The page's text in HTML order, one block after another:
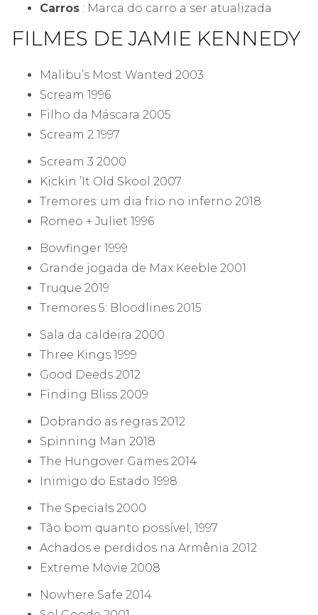
Carros : Marca do carro a ser atualizada
FILMES DE JAMIE KENNEDY
Malibu’s Most Wanted 2003
Scream 1996
Filho da Máscara 2005
Scream 2 1997
Scream 3 2000
Kickin ’It Old Skool 2007
Tremores: um dia frio no inferno 2018
Romeo + Juliet 1996
Bowfinger 1999
Grande jogada de Max Keeble 2001
Truque 2019
Tremores 5: Bloodlines 2015
Sala da caldeira 2000
Three Kings 1999
Good Deeds 2012
Finding Bliss 2009
Dobrando as regras 2012
Spinning Man 2018
The Hungover Games 2014
Inimigo do Estado 1998
The Specials 2000
Tão bom quanto possível, 1997
Achados e perdidos na Armênia 2012
Extreme Movie 2008
Nowhere Safe 2014